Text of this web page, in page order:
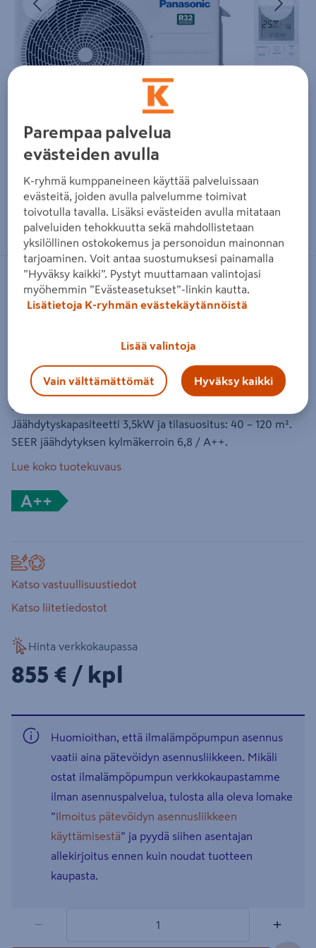
Zoomaa kuvaa sormilla kosketusnäytöllä
Jäähdytyslaite Panasonic TZ35ZKE
PANASONIC
502598266 EAN-koodi:6438056314385
Panasonic TZ35ZKE ilmanlämpöpumppu sisä- sekä
ulkoyksiköllä jäähdytyskäyttöön (ei pohjavastusta).
Jäähdytyskapasiteetti 3,5kW ja tilasuositus: 40 – 120 m².
SEER jäähdytyksen kylmäkerroin 6,8 / A++.
Lue koko tuotekuvaus
A++
Katso vastuullisuustiedot
Katso liitetiedostot
Hinta verkkokaupassa
855€/kpl
855 € / kpl
Huomioithan, että ilmalämpöpumpun asennus
vaatii aina pätevöidyn asennusliikkeen. Mikäli
ostat ilmalämpöpumpun verkkokaupastamme
ilman asennuspalvelua, tulosta alla oleva lomake
”Ilmoitus pätevöidyn asennusliikkeen
käyttämisestä” ja pyydä siihen asentajan
allekirjoitus ennen kuin noudat tuotteen
kaupasta.
− +
Parempaa palvelua
evästeiden avulla
K-ryhmä kumppaneineen käyttää palveluissaan
evästeitä, joiden avulla palvelumme toimivat
toivotulla tavalla. Lisäksi evästeiden avulla mitataan
palveluiden tehokkuutta sekä mahdollistetaan
yksilöllinen ostokokemus ja personoidun mainonnan
tarjoaminen. Voit antaa suostumuksesi painamalla
”Hyväksy kaikki”. Pystyt muuttamaan valintojasi
myöhemmin ”Evästeasetukset”-linkin kautta.
Lisätietoja K-ryhmän evästekäytännöistä
Lisää valintoja
Vain välttämättömät Hyväksy kaikki